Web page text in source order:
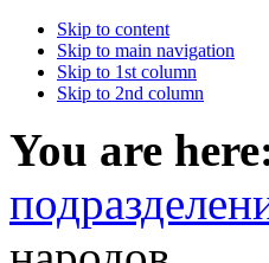
Skip to content
Skip to main navigation
Skip to 1st column
Skip to 2nd column
You are